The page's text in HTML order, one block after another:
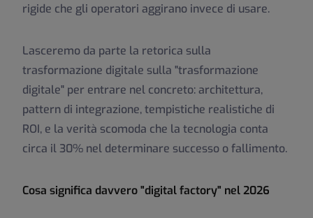
rigide che gli operatori aggirano invece di usare.
Lasceremo da parte la retorica sulla
trasformazione digitale sulla "trasformazione
digitale" per entrare nel concreto: architettura,
pattern di integrazione, tempistiche realistiche di
ROI, e la verità scomoda che la tecnologia conta
circa il 30% nel determinare successo o fallimento.
Cosa significa davvero "digital factory" nel 2026